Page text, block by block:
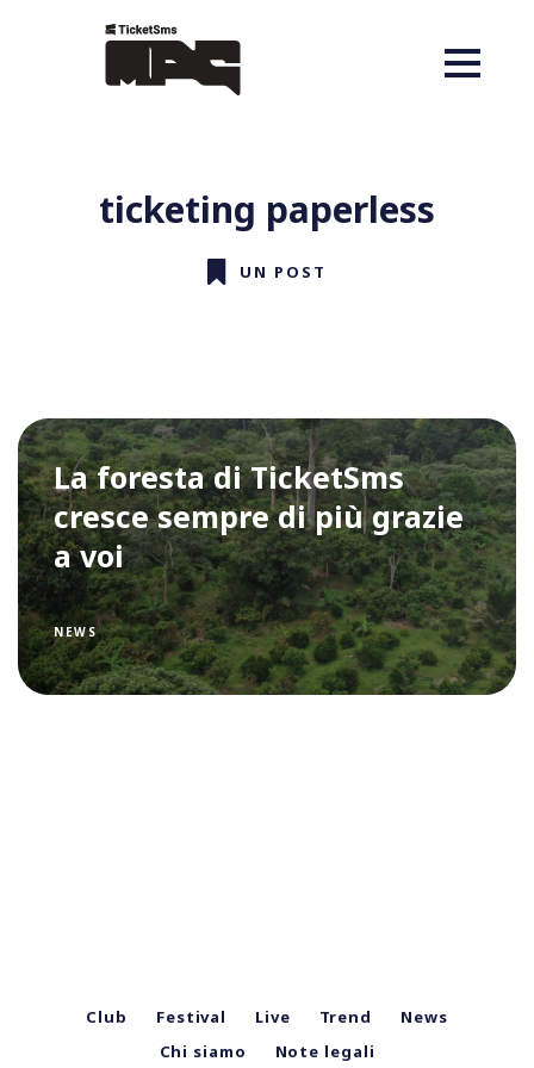
ticketing paperless
UN POST
La foresta di TicketSms
cresce sempre di più grazie
a voi
NEWS
Club Festival Live Trend
News
Chi siamo
Note legali